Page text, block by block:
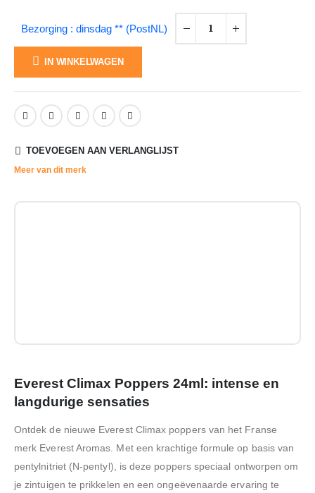
Bezorging : dinsdag ** (PostNL)
IN WINKELWAGEN
TOEVOEGEN AAN VERLANGLIJST
Meer van dit merk
Everest Climax Poppers 24ml: intense en
langdurige sensaties
Ontdek de nieuwe Everest Climax poppers van het Franse
merk Everest Aromas. Met een krachtige formule op basis van
pentylnitriet (N-pentyl), is deze poppers speciaal ontworpen om
je zintuigen te prikkelen en een ongeëvenaarde ervaring te